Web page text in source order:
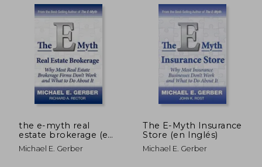
the e-myth real
estate brokerage (en
Inglés)
Michael E. Gerber
The E-Myth Insurance
Store (en Inglés)
Michael E. Gerber